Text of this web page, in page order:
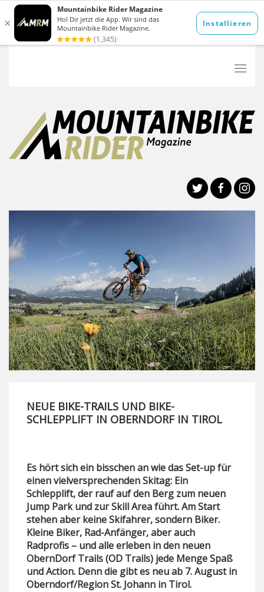
NEUE BIKE-TRAILS UND BIKE-
SCHLEPPLIFT IN OBERNDORF IN TIROL
Es hört sich ein bisschen an wie das Set-up für
einen vielversprechenden Skitag: Ein
Schlepplift, der rauf auf den Berg zum neuen
Jump Park und zur Skill Area führt. Am Start
stehen aber keine Skifahrer, sondern Biker.
Kleine Biker, Rad-Anfänger, aber auch
Radprofis – und alle erleben in den neuen
ObernDorf Trails (OD Trails) jede Menge Spaß
und Action. Denn die gibt es neu ab 7. August in
Oberndorf/Region St. Johann in Tirol.